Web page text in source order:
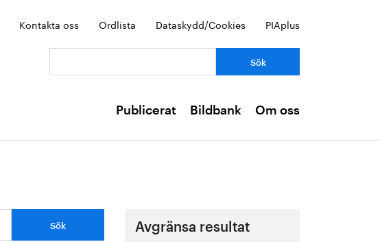
Kontakta oss Ordlista Dataskydd/Cookies PIAplus
Publicerat Bildbank Om oss
Avgränsa resultat